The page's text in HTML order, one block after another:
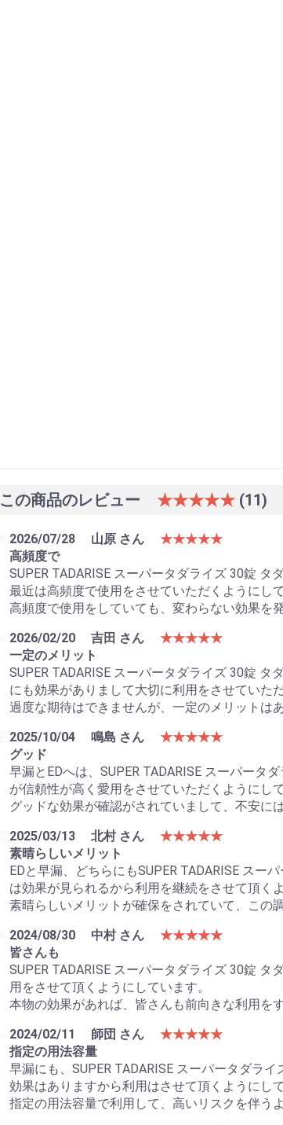
お買い物を続ける カートへ進
この商品のレビュー ★★★★★ (11)
2026/07/28 山原 さん
★★★★★
高頻度で
SUPER TADARISE スーパータダライズ 30錠 タ
最近は高頻度で使用をさせていただくようにして
高頻度で使用をしていても、変わらない効果を
2026/02/20
吉田 さん
★★★★★
一定のメリット
SUPER TADARISE スーパータダライズ 30錠
にも効果がありまして大切に利用をさせていた
過度な期待はできませんが、一定のメリットは
2025/10/04
鳴島 さん
★★★★★
グッド
早漏とEDへは、SUPER TADARISE スーパータ
が信頼性が高く愛用をさせていただくようにして
グッドな効果が確認がされていまして、不安に
2025/03/13
北村 さん
★★★★★
素晴らしいメリット
EDと早漏、どちらにもSUPER TADARISE スー
は効果が見られるから利用を継続をさせて頂く
素晴らしいメリットが確保をされていて、この
2024/08/30
中村 さん
★★★★★
皆さんも
SUPER TADARISE スーパータダライズ 30錠
用をさせて頂くようにしています。
本物の効果があれば、皆さんも前向きな利用を
2024/02/11
師団 さん
★★★★★
指定の用法容量
早漏にも、SUPER TADARISE スーパータダラ
効果はありますから利用はさせて頂くようにし
指定の用法容量で利用して、高いリスクを伴う